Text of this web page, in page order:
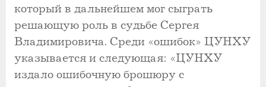
который в дальнейшем мог сыграть
решающую роль в судьбе Сергея
Владимировича. Среди «ошибок» ЦУНХУ
указывается и следующая: «ЦУНХУ
издало ошибочную брошюру с